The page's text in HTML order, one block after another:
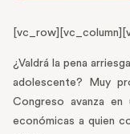
¿Valdrá la pena
adolescente? Muy
Congreso avanza
económicas a quien